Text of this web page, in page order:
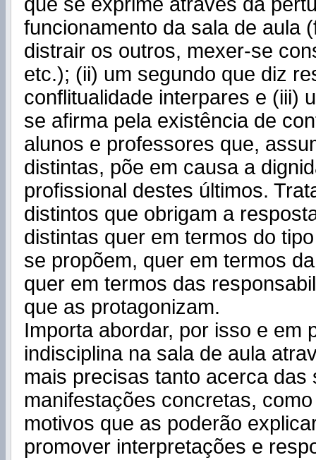
funcionamento da sala de aula
distrair os outros, mexer-se
etc.); (ii) um segundo que diz
conflitualidade interpares e (iii)
se afirma pela existência de
alunos e professores que,
distintas, põe em causa a
profissional destes últimos.
distintos que obrigam a
distintas quer em termos do
se propõem, quer em termos
quer em termos das
que as protagonizam.
Importa abordar, por isso e em
indisciplina na sala de aula
mais precisas tanto acerca das
manifestações concretas,
motivos que as poderão
promover interpretações e